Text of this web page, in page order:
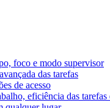
foco e modo supervisor
das tarefas
de acesso
eficiência das